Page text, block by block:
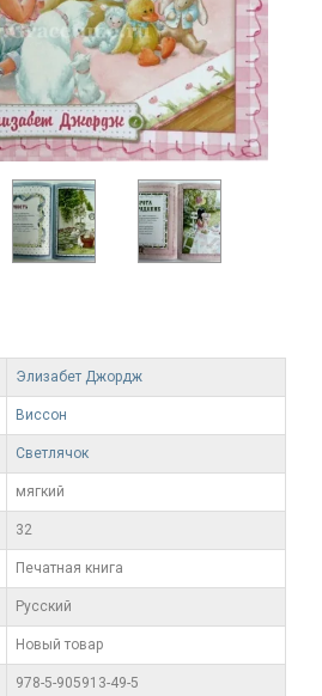
Элизабет Джордж
Виссон
Светлячок
мягкий
32
Печатная книга
Русский
Новый товар
978-5-905913-49-5